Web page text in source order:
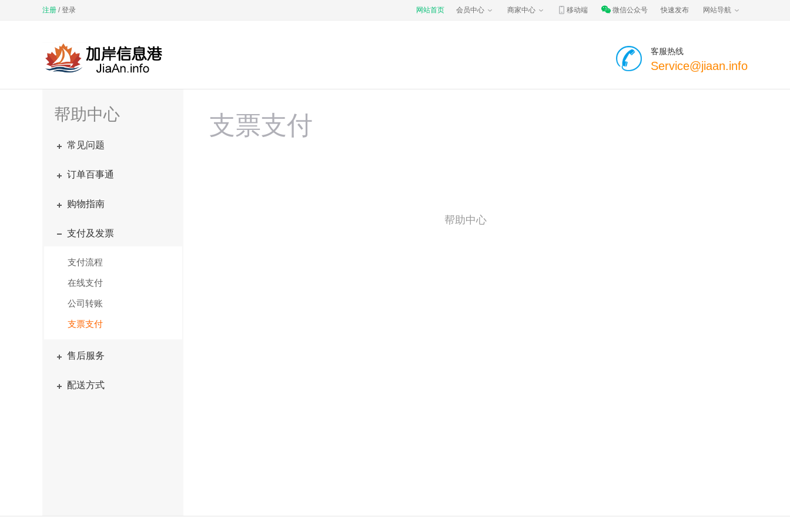
注册 /登录 网站首页 会员中心 商家中心 移动端 微信公众号 快速发布 网站导航
客服热线
Service@jiaan.info
帮助中心
常见问题
订单百事通
购物指南
支付及发票
支付流程
在线支付
公司转账
支票支付
售后服务
配送方式
支票支付
帮助中心